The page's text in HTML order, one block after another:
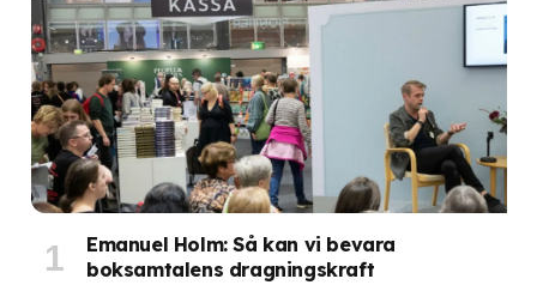
Emanuel Holm: Så kan vi bevara
boksamtalens dragningskraft